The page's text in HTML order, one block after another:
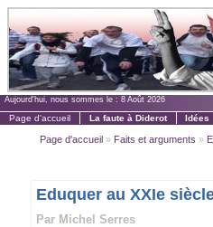
Aujourd'hui, nous sommes le : 8 Août 2026
Page d'accueil La faute à Diderot Idées
Page d'accueil» Faits et arguments »
Eduquer au XXIe
Par Michel Serres